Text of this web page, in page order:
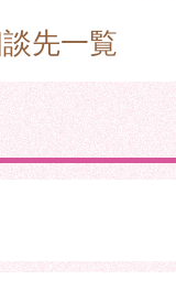
先一覧